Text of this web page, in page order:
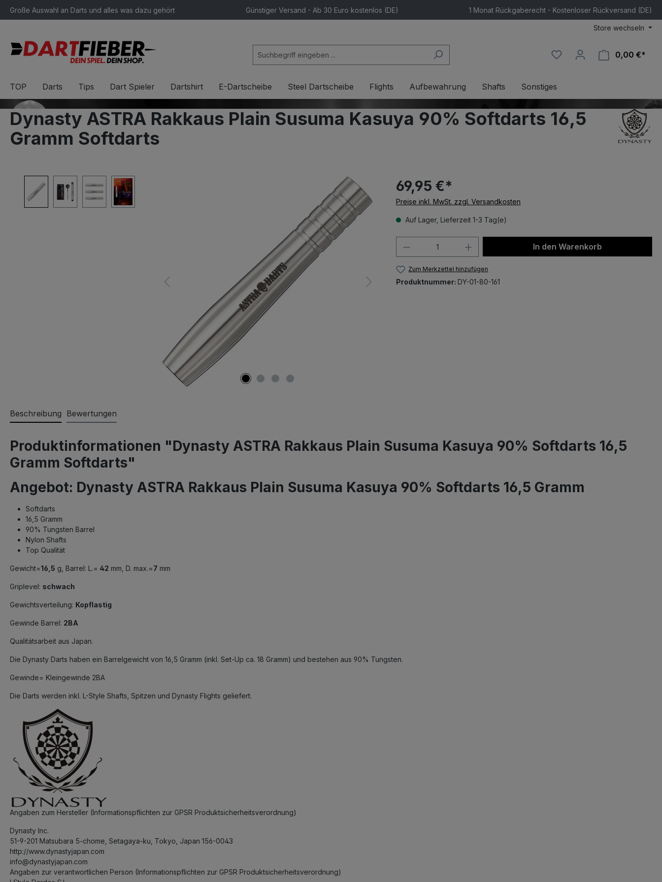
Zur Hauptnavigation springen
Große Auswahl an Darts und alles was dazu gehört Günstiger Versand - Ab 30 Euro kostenlos (DE) 1 Monat Rückgaberecht - Kostenloser Rückversand (DE)
Store wechseln
0,00 €*
TOP Darts Tips Dart Spieler Dartshirt E-Dartscheibe Steel Dartscheibe Flights Aufbewahrung Shafts Sonstiges
Dynasty ASTRA Rakkaus Plain Susuma Kasuya 90% Softdarts 16,5
Gramm Softdarts
Bildergalerie überspringen 69,95 €*
Preise inkl. MwSt. zzgl. Versandkosten
Auf Lager, Lieferzeit 1-3 Tag(e)
Produkt Anzahl: Gib den gewünschten Wert
In den Warenkorb
Zum Merkzettel hinzufügen
Produktnummer: DY-01-80-161
Beschreibung Bewertungen
Produktinformationen "Dynasty ASTRA Rakkaus Plain Susuma Kasuya 90% Softdarts 16,5
Gramm Softdarts"
Angebot: Dynasty ASTRA Rakkaus Plain Susuma Kasuya 90% Softdarts 16,5 Gramm
Softdarts
16,5 Gramm
90% Tungsten Barrel
Nylon Shafts
Top Qualität
Gewicht=16,5 g, Barrel: L.= 42 mm, D. max.=7 mm
Griplevel: schwach
Gewichtsverteilung: Kopflastig
Gewinde Barrel: 2BA
Qualitätsarbeit aus Japan.
Die Dynasty Darts haben ein Barrelgewicht von 16,5 Gramm (inkl. Set-Up ca. 18 Gramm) und bestehen aus 90% Tungsten.
Gewinde= Kleingewinde 2BA
Die Darts werden inkl. L-Style Shafts, Spitzen und Dynasty Flights geliefert.
Angaben zum Hersteller (Informationspflichten zur GPSR Produktsicherheitsverordnung)
Dynasty Inc.
51-9-201 Matsubara 5-chome, Setagaya-ku, Tokyo, Japan 156-0043
http://www.dynastyjapan.com
info@dynastyjapan.com
Angaben zur verantwortlichen Person (Informationspflichten zur GPSR Produktsicherheitsverordnung)